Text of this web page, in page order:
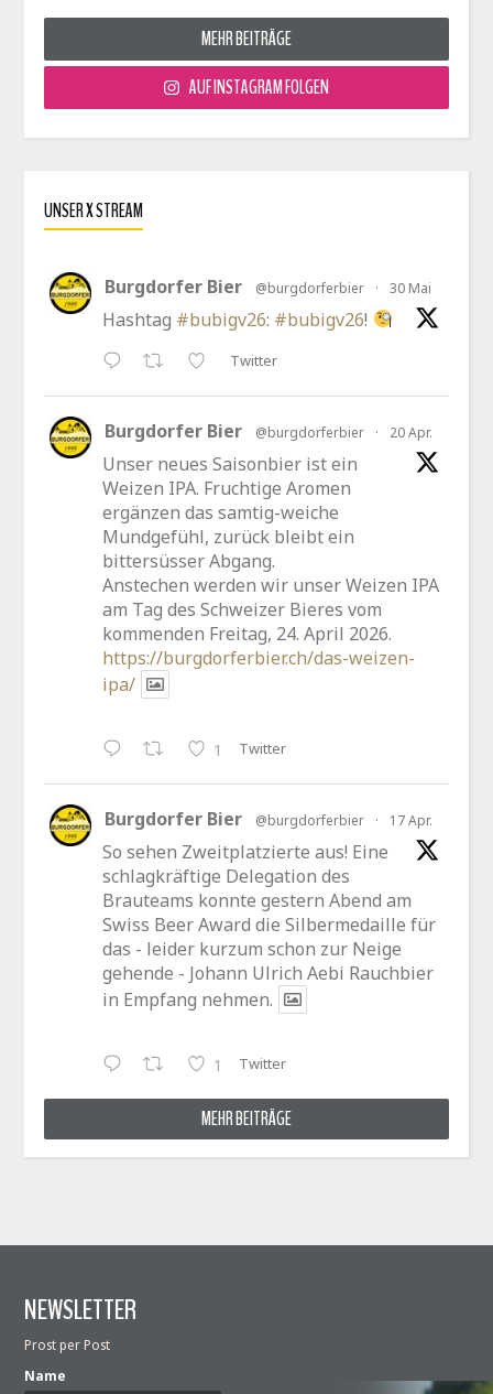
MEHR BEITRÄGE
AUF INSTAGRAM FOLGEN
UNSER X STREAM
Burgdorfer Bier @burgdorferbier · 30 Mai
Hashtag #bubigv26: #bubigv26!
Twitter
Burgdorfer Bier @burgdorferbier · 20 Apr.
Unser neues Saisonbier ist ein
Weizen IPA. Fruchtige Aromen
ergänzen das samtig-weiche
Mundgefühl, zurück bleibt ein
bittersüsser Abgang.
Anstechen werden wir unser Weizen IPA
am Tag des Schweizer Bieres vom
kommenden Freitag, 24. April 2026.
https://burgdorferbier.ch/das-weizen-
ipa/
1 Twitter
Burgdorfer Bier @burgdorferbier · 17 Apr.
So sehen Zweitplatzierte aus! Eine
schlagkräftige Delegation des
Brauteams konnte gestern Abend am
Swiss Beer Award die Silbermedaille für
das - leider kurzum schon zur Neige
gehende - Johann Ulrich Aebi Rauchbier
in Empfang nehmen.
1 Twitter
MEHR BEITRÄGE
NEWSLETTER
Prost per Post
Name